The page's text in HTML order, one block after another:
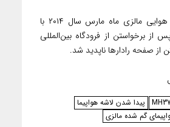
پرواز MH370 خطوط هوایی مالزی ماه مارس سال ۲۰۱۴ با
پس از برخواستن از فرودگاه بین‌المللی
از صفحه رادارها ناپدید شد.
پیدا شدن لاشه هواپیما
گم شده مالزی